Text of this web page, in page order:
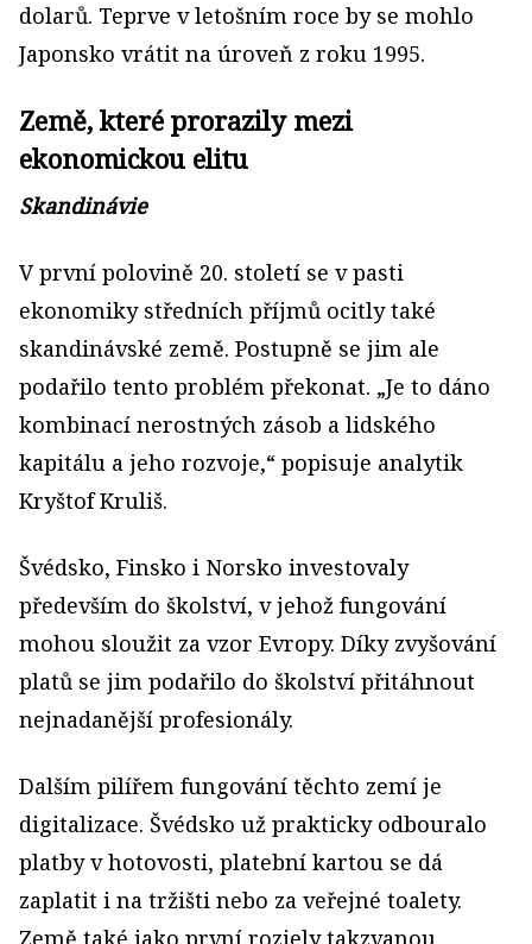
dolarů. Teprve v letošním roce by se mohlo
Japonsko vrátit na úroveň z roku 1995.
Země, které prorazily mezi
ekonomickou elitu
Skandinávie
V první polovině 20. století se v pasti
ekonomiky středních příjmů ocitly také
skandinávské země. Postupně se jim ale
podařilo tento problém překonat. „Je to dáno
kombinací nerostných zásob a lidského
kapitálu a jeho rozvoje,“ popisuje analytik
Kryštof Kruliš.
Švédsko, Finsko i Norsko investovaly
především do školství, v jehož fungování
mohou sloužit za vzor Evropy. Díky zvyšování
platů se jim podařilo do školství přitáhnout
nejnadanější profesionály.
Dalším pilířem fungování těchto zemí je
digitalizace. Švédsko už prakticky odbouralo
platby v hotovosti, platební kartou se dá
zaplatit i na tržišti nebo za veřejné toalety.